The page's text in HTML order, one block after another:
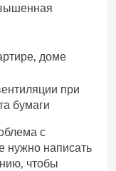
при
бумаги
с
нужно написать
чтобы